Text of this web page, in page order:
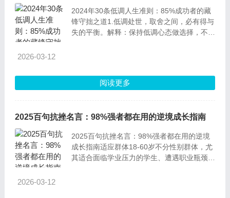
2024年30条低调人生准则：85%成功者的藏
锋守拙之道1.低调处世，取舍之间，必有得与
失的平衡。解释：保持低调心态做选择，不会
人选择时急于求成，高调追逐所有目标，反而
顾此失彼。低调不是放弃争取，而是在取舍中
2026-03-12
阅读更多
2025百句抗挫名言：98%强者都在用的逆境成长指南
2025百句抗挫名言：98%强者都在用的逆境
成长指南适应群体18-60岁不分性别群体，尤
其适合面临学业压力的学生、遭遇职业瓶颈的
2026-03-12